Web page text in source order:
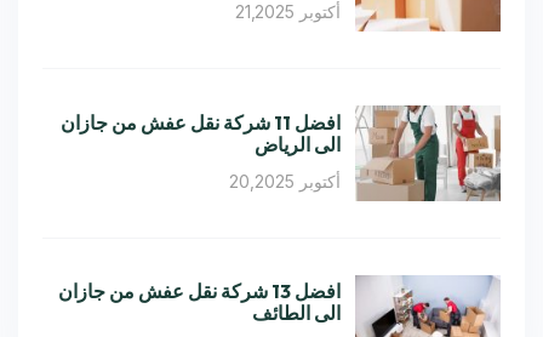
أكتوبر 21,2025
افضل 11 شركة نقل عفش من جازان
الى الرياض
أكتوبر 20,2025
افضل 13 شركة نقل عفش من جازان
الى الطائف